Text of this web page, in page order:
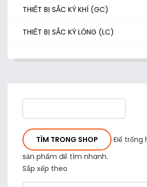
THIẾT BỊ SẮC KÝ KHÍ (GC)
THIẾT BỊ SẮC KÝ LỎNG (LC)
Để trống
sản phẩm để tìm nhanh.
Sắp xếp theo